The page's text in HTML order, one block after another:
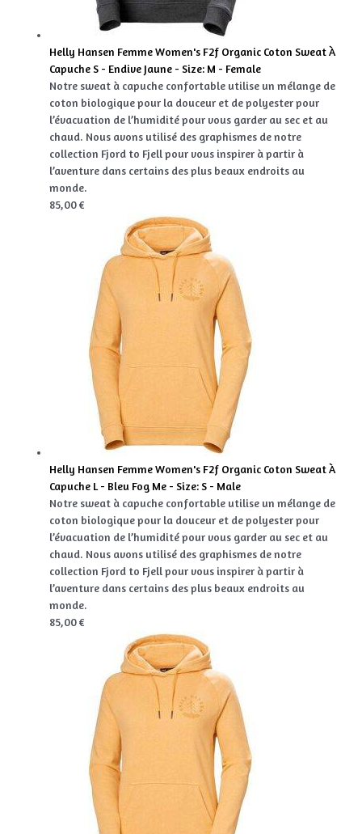
Helly Hansen Femme Women's F2f Organic Coton Sweat À
Capuche S - Endive Jaune - Size: M - Female
Notre sweat à capuche confortable utilise un mélange de
coton biologique pour la douceur et de polyester pour
l’évacuation de l’humidité pour vous garder au sec et au
chaud. Nous avons utilisé des graphismes de notre
collection Fjord to Fjell pour vous inspirer à partir à
l’aventure dans certains des plus beaux endroits au
monde.
85,00 €
Helly Hansen Femme Women's F2f Organic Coton Sweat À
Capuche L - Bleu Fog Me - Size: S - Male
Notre sweat à capuche confortable utilise un mélange de
coton biologique pour la douceur et de polyester pour
l’évacuation de l’humidité pour vous garder au sec et au
chaud. Nous avons utilisé des graphismes de notre
collection Fjord to Fjell pour vous inspirer à partir à
l’aventure dans certains des plus beaux endroits au
monde.
85,00 €